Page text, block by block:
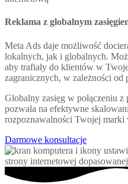
Reklama z globalnym
Meta Ads daje możliwość
lokalnych, jak i globalnych.
aby trafiały do klientów w
zagranicznych, w zależności od
Globalny zasięg w połączeniu
pozwala na efektywne
rozpoznawalności Twojej
Darmowe konsultacje